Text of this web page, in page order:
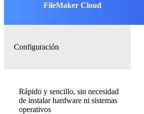
FileMaker Cloud
Configuración
Rápido y sencillo, sin necesidad
de instalar hardware ni sistemas
operativos